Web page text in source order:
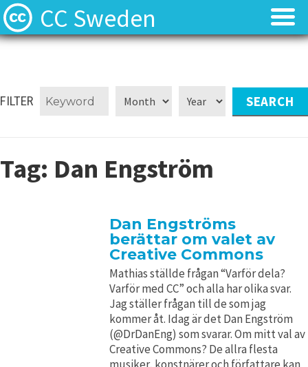
CC Sweden
Nyheter
Nyheter
FILTER
Tag: Dan Engström
Dan Engströms
berättar om valet av
Creative Commons
Mathias ställde frågan “Varför dela?
Varför med CC” och alla har olika svar.
Jag ställer frågan till de som jag
kommer åt. Idag är det Dan Engström
(@DrDanEng) som svarar. Om mitt val av
Creative Commons? De allra flesta